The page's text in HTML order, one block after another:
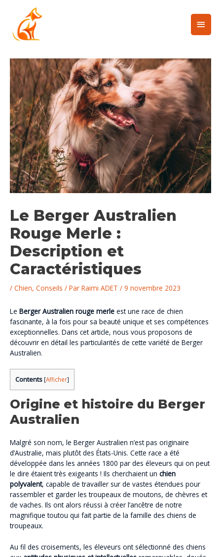
Le Berger Australien
Rouge Merle :
Description et
Caractéristiques
/ Chien, Conseils / Par Raimi ADET / 9 novembre 2023
Le Berger Australien rouge merle est une race de chien
fascinante, à la fois pour sa beauté unique et ses compétences
exceptionnelles. Dans cet article, nous vous proposons de
découvrir en détail les particularités de cette variété de Berger
Australien.
Contents [Afficher]
Origine et histoire du Berger
Australien
Malgré son nom, le Berger Australien n’est pas originaire
d’Australie, mais plutôt des États-Unis. Cette race a été
développée dans les années 1800 par des éleveurs qui on peut
le dire étaient très exigeants ! Ils cherchaient un chien
polyvalent, capable de travailler sur de vastes étendues pour
rassembler et garder les troupeaux de moutons, de chèvres et
de vaches. Ils ont alors réussi à créer l’ancêtre de notre
magnifique toutou qui fait partie de la famille des chiens de
troupeaux.
Au fil des croisements, les éleveurs ont sélectionné des chiens